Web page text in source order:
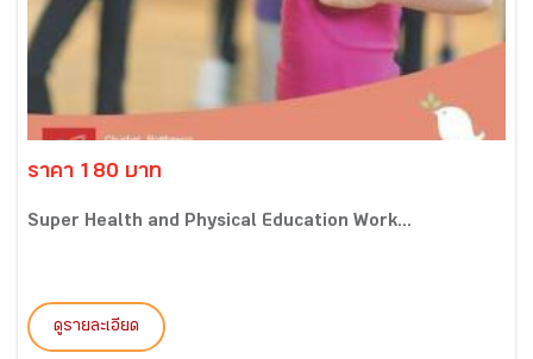
ราคา 180 บาท
Super Health and Physical Education Work...
ดูรายละเอียด